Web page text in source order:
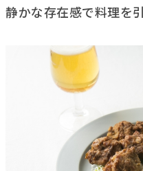
静かな存在感で料理を